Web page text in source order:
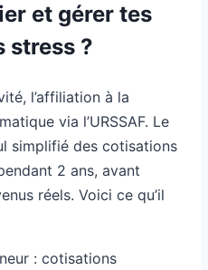
et gérer tes
stress ?
l’affiliation à la
via l’URSSAF. Le
simplifié des cotisations
2 ans, avant
réels. Voici ce qu’il
: cotisations